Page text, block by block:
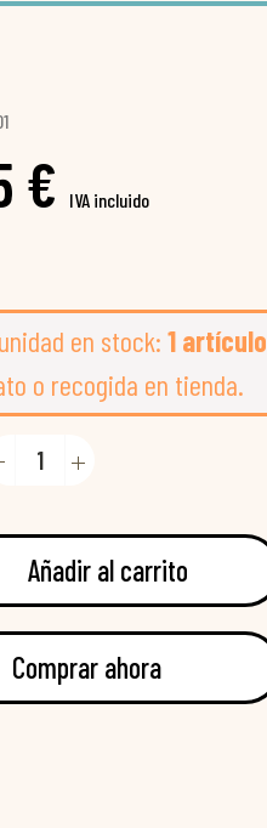
€ IVA incluido
en stock: 1 artículo
o recogida en tienda.
Añadir al carrito
Comprar ahora